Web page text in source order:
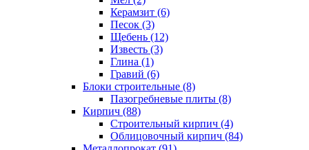
Керамзит (6)
Песок (3)
Щебень (12)
Известь (3)
Глина (1)
Гравий (6)
Блоки строительные (8)
Пазогребневые плиты (8)
Кирпич (88)
Строительный кирпич (4)
Облицовочный кирпич (84)